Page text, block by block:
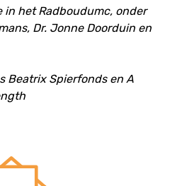
het Radboudumc, onder
Dr. Jonne Doorduin en
Beatrix Spierfonds en A